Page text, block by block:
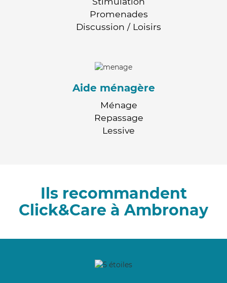
Promenades
Discussion / Loisirs
Aide ménagère
Ménage
Repassage
Lessive
Ils recommandent
Click&Care à Ambronay